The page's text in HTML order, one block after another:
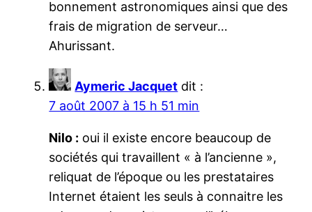
bonnement astronomiques ainsi que des
frais de migration de serveur…
Ahurissant.
Aymeric Jacquet dit :
7 août 2007 à 15 h 51 min
Nilo : oui il existe encore beaucoup de
sociétés qui travaillent « à l’ancienne »,
reliquat de l’époque ou les prestataires
Internet étaient les seuls à connaitre les